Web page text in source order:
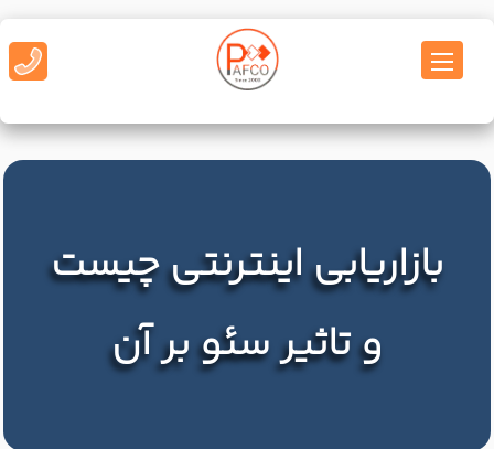
بازاریابی اینترنتی چیست
و تاثیر سئو بر آن